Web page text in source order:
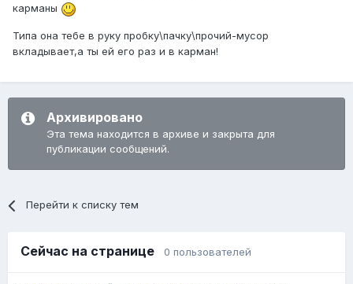
карманы
Типа она тебе в руку пробку\пачку\прочий-мусор
вкладывает,а ты ей его раз и в карман!
Архивировано
Эта тема находится в архиве и закрыта для
публикации сообщений.
Перейти к списку тем
Сейчас на странице 0 пользователей